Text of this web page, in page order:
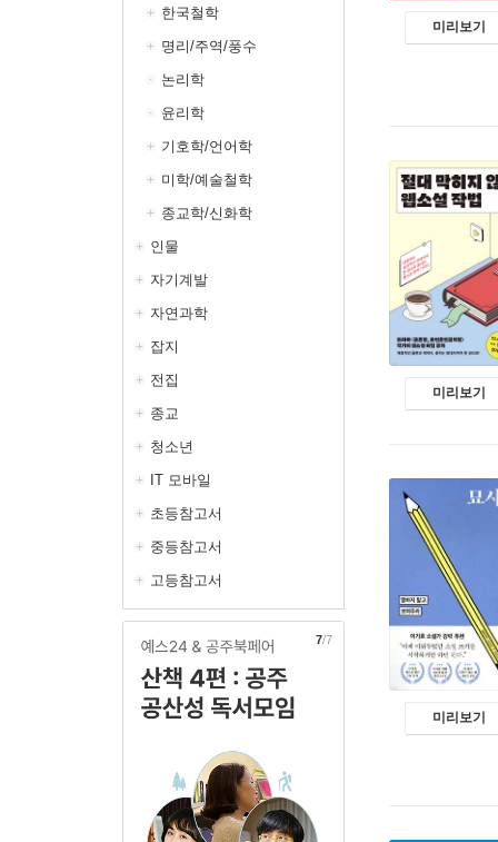
한국철학
명리/주역/풍수
논리학
윤리학
기호학/언어학
미학/예술철학
종교학/신화학
인물
자기계발
자연과학
잡지
전집
종교
청소년
IT 모바일
초등참고서
중등참고서
고등참고서
1/7
미리보기
미리보기
미리보기